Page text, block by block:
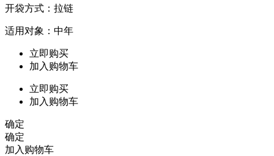
开袋方式：拉链
适用对象：中年
立即购买
加入购物车
立即购买
加入购物车
确定
确定
加入购物车